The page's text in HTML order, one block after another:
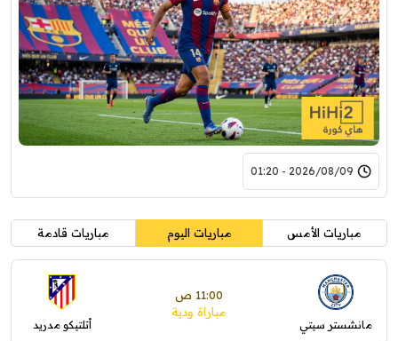
2026/08/09 - 01:20
مباريات الأمس مباريات اليوم مباريات قادمة
مانشستر سيتي
11:00 ص
مباراة ودية
أتلتيكو مدريد